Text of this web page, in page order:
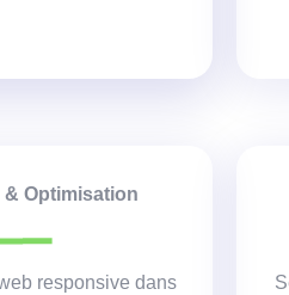
Optimisation
responsive dans